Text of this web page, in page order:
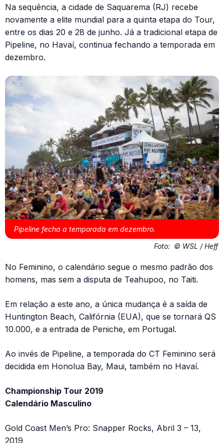
Na sequência, a cidade de Saquarema (RJ) recebe
novamente a elite mundial para a quinta etapa do Tour,
entre os dias 20 e 28 de junho. Já a tradicional etapa de
Pipeline, no Havaí, continua fechando a temporada em
dezembro.
Pipeline fecha a temporada em dezembro.
Foto: © WSL / Heff
No Feminino, o calendário segue o mesmo padrão dos
homens, mas sem a disputa de Teahupoo, no Taiti.
Em relação a este ano, a única mudança é a saída de
Huntington Beach, Califórnia (EUA), que se tornará QS
10.000, e a entrada de Peniche, em Portugal.
Ao invés de Pipeline, a temporada do CT Feminino será
decidida em Honolua Bay, Maui, também no Havaí.
Championship Tour 2019
Calendário Masculino
Gold Coast Men’s Pro: Snapper Rocks, Abril 3 – 13,
2019